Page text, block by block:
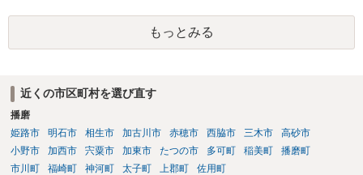
もっとみる
近くの市区町村を選び直す
播磨
姫路市
明石市 相生市 加古川市 赤穂市 西脇市 三木市
高砂市
小野市
加西市 宍粟市 加東市 たつの市 多可町 稲美町
播磨町
市川町
福崎町 神河町 太子町 上郡町 佐用町